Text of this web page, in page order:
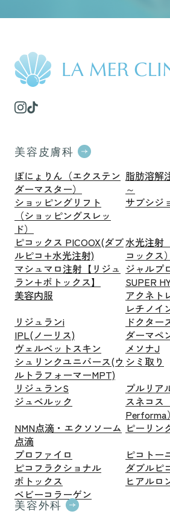
美容皮膚科
ぽにょりん（エクステン
ダーマスター）
脂肪溶解
～
ショッピングリフト
（ショッピングスレッ
ド）
サブシジ
ピコックス PICOOX(ダブ
ルピコ+水光注射)
水光注射
コックス）
マシュマロ注射【リジュ
ラン+ボトックス】
ジャルプ
SUPER
美容内服
アクネト
レチノイ
リジュランi
ドクター
IPL(ノーリス)
ダーマペ
ヴェルベットスキン
メソナJ
シュリンクユニバース(ウ
ルトラフォーマーMPT)
シミ取り
リジュランS
プルリア
ジュベルック
スネコス
Performa）
NMN点滴・エクソソーム
点滴
ピーリン
プロファイロ
ピコトー
ピコフラクショナル
ダブルピ
ボトックス
ヒアルロ
ベビーコラーゲン
美容外科